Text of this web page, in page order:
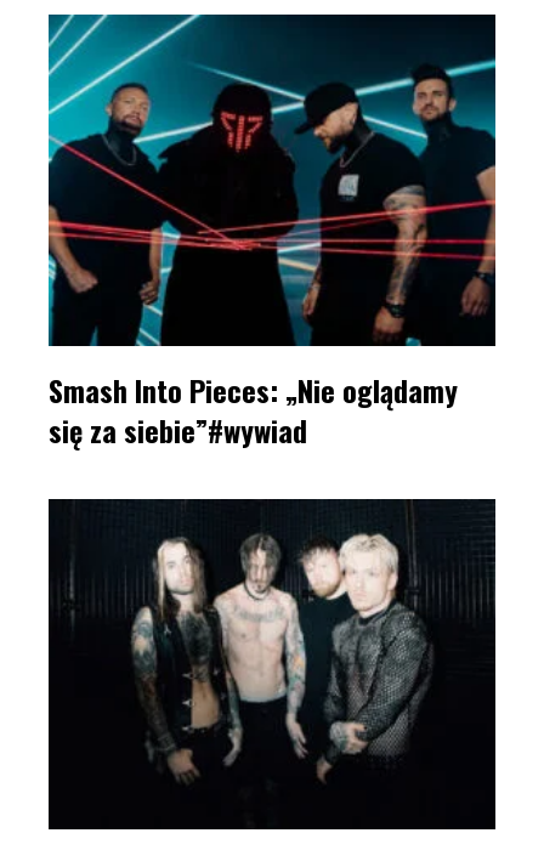
Smash Into Pieces: „Nie oglądamy
się za siebie”#wywiad